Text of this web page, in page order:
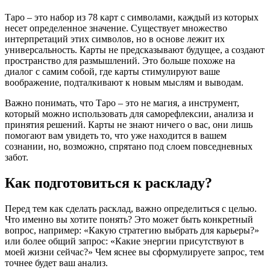
Таро – это набор из 78 карт с символами, каждый из которых
несет определенное значение. Существует множество
интерпретаций этих символов, но в основе лежит их
универсальность. Карты не предсказывают будущее, а создают
пространство для размышлений. Это больше похоже на
диалог с самим собой, где карты стимулируют ваше
воображение, подталкивают к новым мыслям и выводам.
Важно понимать, что Таро – это не магия, а инструмент,
который можно использовать для саморефлексии, анализа и
принятия решений. Карты не знают ничего о вас, они лишь
помогают вам увидеть то, что уже находится в вашем
сознании, но, возможно, спрятано под слоем повседневных
забот.
Как подготовиться к раскладу?
Перед тем как сделать расклад, важно определиться с целью.
Что именно вы хотите понять? Это может быть конкретный
вопрос, например: «Какую стратегию выбрать для карьеры?»
или более общий запрос: «Какие энергии присутствуют в
моей жизни сейчас?» Чем яснее вы сформулируете запрос, тем
точнее будет ваш анализ.